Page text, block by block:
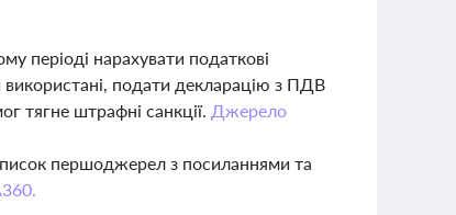
періоді нарахувати податкові
використані, подати декларацію з ПДВ
тягне штрафні санкції. Джерело
першоджерел з посиланнями та